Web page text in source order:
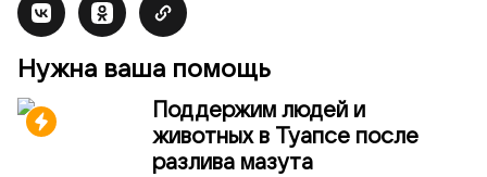
Нужна ваша помощь
Поддержим людей и
животных в Туапсе после
разлива мазута